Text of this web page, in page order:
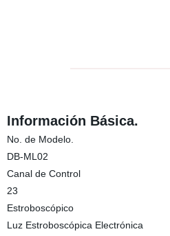
Información Básica.
No. de Modelo.
DB-ML02
Canal de Control
23
Estroboscópico
Luz Estroboscópica Electrónica